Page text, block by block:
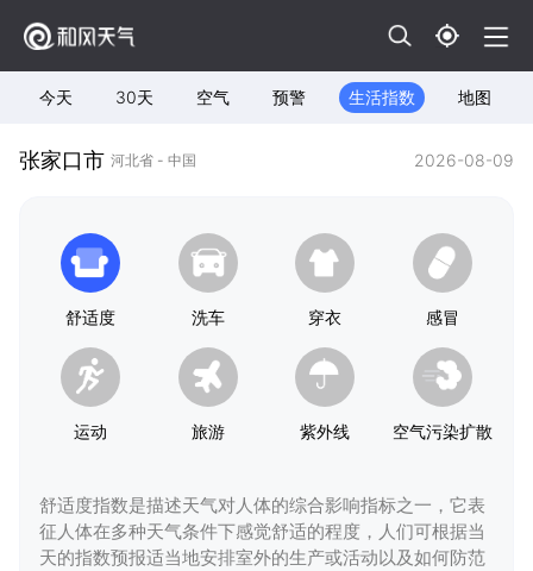
今天 30天 空气 预警 生活指数 地图
张家口市 河北省 - 中国 2026-08-09
舒适度 洗车 穿衣 感冒
运动 旅游 紫外线 空气污染扩散
舒适度指数是描述天气对人体的综合影响指标之一，它表
征人体在多种天气条件下感觉舒适的程度，人们可根据当
天的指数预报适当地安排室外的生产或活动以及如何防范